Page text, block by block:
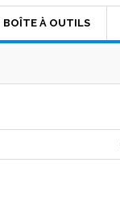
BOÎTE À OUTILS